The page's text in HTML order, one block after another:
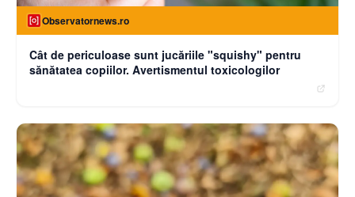
Observatornews.ro
Cât de periculoase sunt jucăriile "squishy" pentru
sănătatea copiilor. Avertismentul toxicologilor